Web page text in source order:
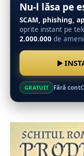
Nu-l lăsa pe
SCAM, phishing,
oprite instant pe
2.000.000 de
GRATUIT Fără cont